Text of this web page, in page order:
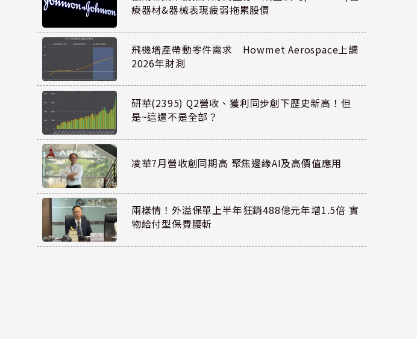
療器材&器械表現疲弱拖累股價
飛機增產帶動零件需求 Howmet Aerospace上調
2026年財測
研華(2395) Q2營收、獲利同步創下歷史新高！但
是~這還不是全部？
凌華7月營收創同期高 聚焦邊緣AI及高價值應用
兩樣情！外溢保單上半年狂銷488億元年增1.5倍 實
物給付型保費腰斬